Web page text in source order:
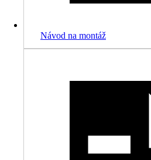
Návod na montáž